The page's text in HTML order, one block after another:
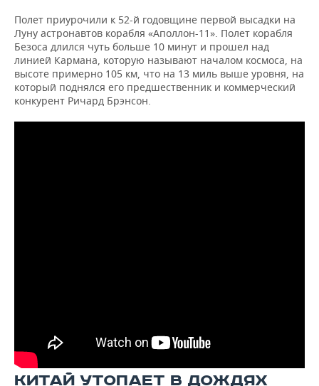
Полет приурочили к 52-й годовщине первой высадки на
Луну астронавтов корабля «Аполлон-11». Полет корабля
Безоса длился чуть больше 10 минут и прошел над
линией Кармана, которую называют началом космоса, на
высоте примерно 105 км, что на 13 миль выше уровня, на
который поднялся его предшественник и коммерческий
конкурент Ричард Брэнсон.
КИТАЙ УТОПАЕТ В ДОЖДЯХ